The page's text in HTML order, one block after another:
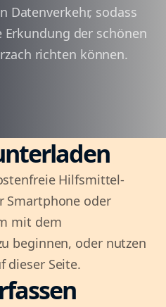
Datenverkehr, sodass
Erkundung der schönen
richten können.
Hilfsmittel-
Smartphone oder
mit dem
beginnen, oder nutzen
dieser Seite.